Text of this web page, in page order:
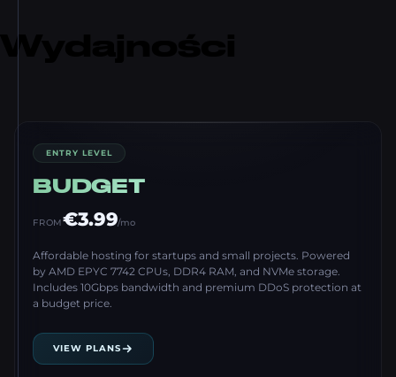
ENTRY LEVEL
BUDGET
FROM€3.99/mo
Affordable hosting for startups and small projects. Powered
by AMD EPYC 7742 CPUs, DDR4 RAM, and NVMe storage.
Includes 10Gbps bandwidth and premium DDoS protection at
a budget price.
VIEW PLANS